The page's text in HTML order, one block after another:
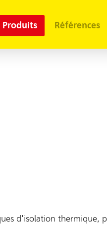
Produits Références
d'isolation